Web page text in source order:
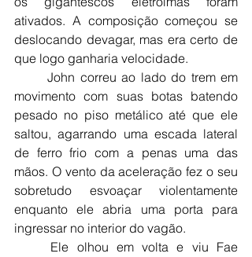
ativados. A composição começou se
deslocando devagar, mas era certo de
que logo ganharia velocidade.
	John correu ao lado do trem em
movimento com suas botas batendo
pesado no piso metálico até que ele
saltou, agarrando uma escada lateral
de ferro frio com a penas uma das
mãos. O vento da aceleração fez o seu
sobretudo esvoaçar violentamente
enquanto ele abria uma porta para
ingressar no interior do vagão.